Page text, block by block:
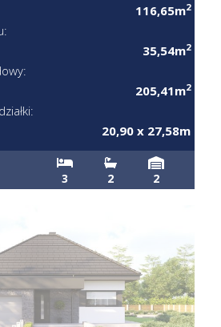
116,65m2
35,54m2
205,41m2
20,90 x 27,58m
3 2 2